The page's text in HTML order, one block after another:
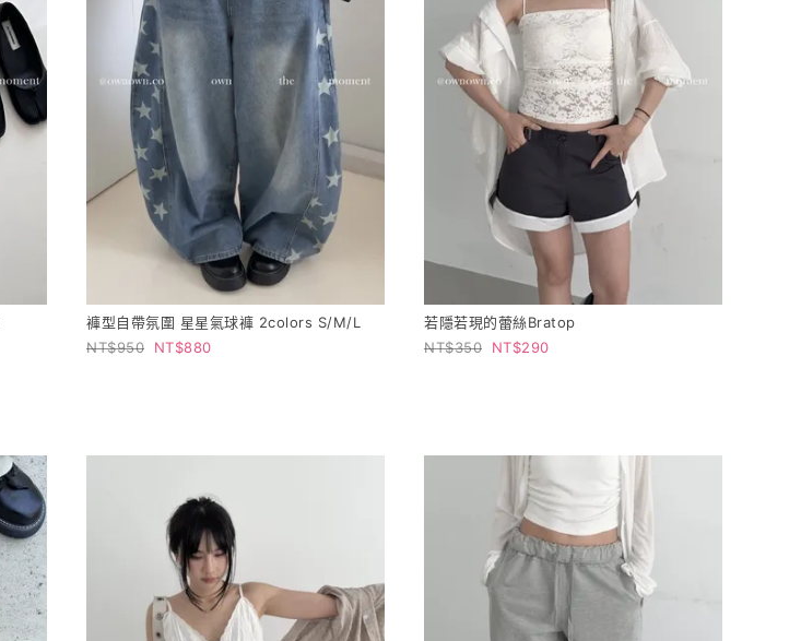
褲型自帶氛圍 星星氣球褲 2colors S/M/L
950
880
若隱若現的蕾絲Bratop
350
290